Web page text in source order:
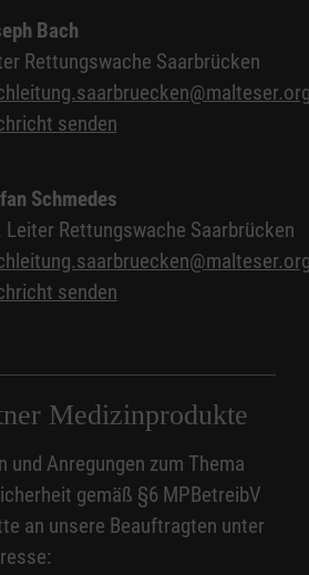
und an gleicher Stelle
Bauwerk erfüllt nun alle
funktionalen Anforderungen
Rettungswache.
Mitarbeitenden (Hauptamt in
Aushilfen, Auszubildende und
Bach
Rettungswache Saarbrücken
senden
Schmedes
Leiter Rettungswache Saarbrücken
senden
Medizinprodukte
und Anregungen zum Thema
gemäß §6 MPBetreibV
an unsere Beauftragten unter